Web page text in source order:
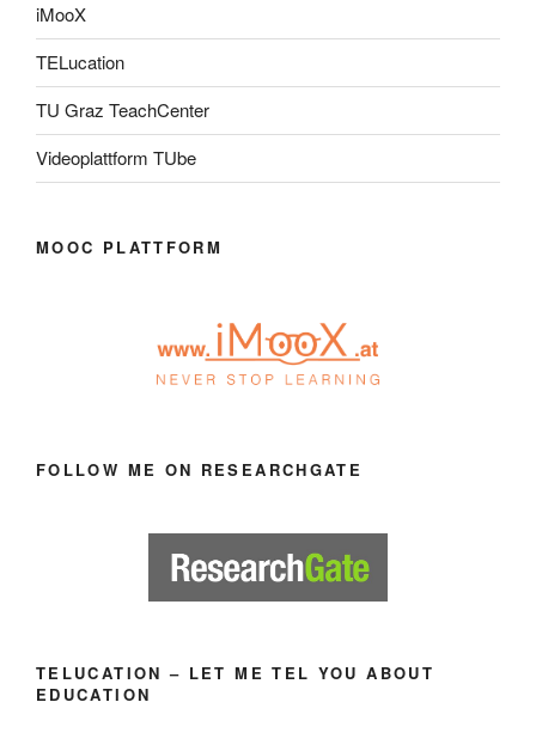
iMooX
TELucation
TU Graz TeachCenter
Videoplattform TUbe
MOOC PLATTFORM
FOLLOW ME ON RESEARCHGATE
TELUCATION – LET ME TEL YOU ABOUT
EDUCATION